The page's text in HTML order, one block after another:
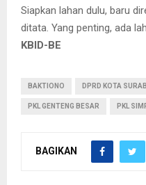
Siapkan lahan dulu, baru
ditata. Yang penting, ada
KBID-BE
BAKTIONO DPRD KOTA
PKL GENTENG BESAR PKL
BAGIKAN